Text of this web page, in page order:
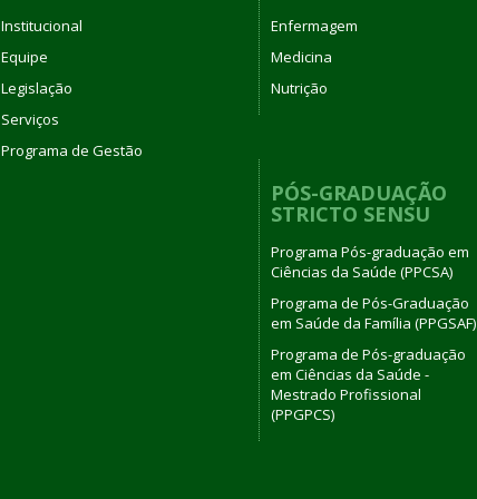
Institucional
Equipe
Legislação
Serviços
Programa de Gestão
Enfermagem
Medicina
Nutrição
PÓS-GRADUAÇÃO
STRICTO SENSU
Programa Pós-graduação em
Ciências da Saúde (PPCSA)
Programa de Pós-Graduação
em Saúde da Família (PPGSAF)
Programa de Pós-graduação
em Ciências da Saúde -
Mestrado Profissional
(PPGPCS)